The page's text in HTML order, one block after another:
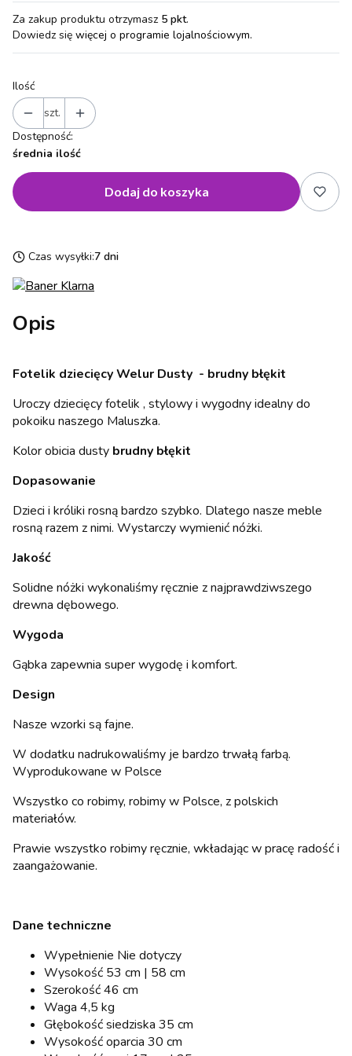
Za zakup produktu otrzymasz 5 pkt.
Dowiedz się więcej o programie lojalnościowym.
Ilość
szt.
Dostępność:
średnia ilość
Dodaj do koszyka
Czas wysyłki:7 dni
Opis
Fotelik dziecięcy Welur Dusty - brudny błękit
Uroczy dziecięcy fotelik , stylowy i wygodny idealny do
pokoiku naszego Maluszka.
Kolor obicia dusty brudny błękit
Dopasowanie
Dzieci i króliki rosną bardzo szybko. Dlatego nasze meble
rosną razem z nimi. Wystarczy wymienić nóżki.
Jakość
Solidne nóżki wykonaliśmy ręcznie z najprawdziwszego
drewna dębowego.
Wygoda
Gąbka zapewnia super wygodę i komfort.
Design
Nasze wzorki są fajne.
W dodatku nadrukowaliśmy je bardzo trwałą farbą.
Wyprodukowane w Polsce
Wszystko co robimy, robimy w Polsce, z polskich
materiałów.
Prawie wszystko robimy ręcznie, wkładając w pracę radość i
zaangażowanie.
Dane techniczne
Wypełnienie Nie dotyczy
Wysokość 53 cm | 58 cm
Szerokość 46 cm
Waga 4,5 kg
Głębokość siedziska 35 cm
Wysokość oparcia 30 cm